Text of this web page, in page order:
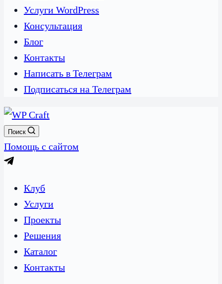
Услуги WordPress
Консультация
Блог
Контакты
Написать в Телеграм
Подписаться на Телеграм
Поиск
Помощь с сайтом
Клуб
Услуги
Проекты
Решения
Каталог
Контакты